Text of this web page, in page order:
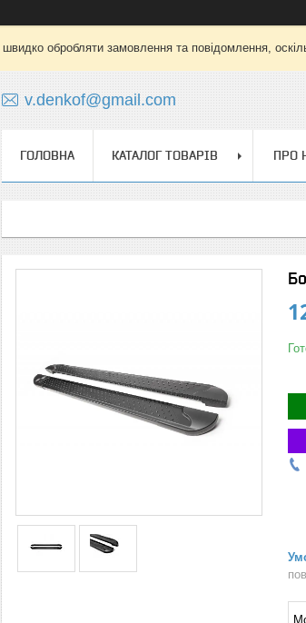
обробляти замовлення та повідомлення,
v.denkof@gmail.com
ГОЛОВНА КАТАЛОГ ТОВАРІВ ПРО